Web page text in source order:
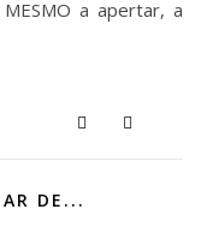
DE...